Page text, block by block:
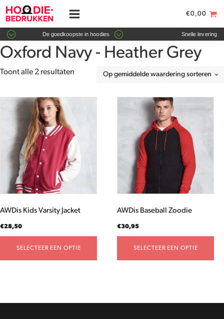
€0,00
De goedkoopste in hoodies Snelle levering
Oxford Navy - Heather Grey
Toont alle 2 resultaten Gesorteerd
gemiddelde
AWDis Kids Varsity Jacket
€28,50
SELECTEER EEN OPTIE
meerdere
variaties.
kan
gekozen
op
de
AWDis Baseball Zoodie
€30,95
SELECTEER EEN OPTIE
meerdere
variaties.
optie
gekozen
op
de